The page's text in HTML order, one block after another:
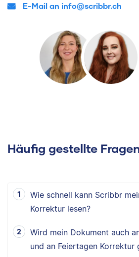
E-Mail an info@scribbr.ch
Häufig gestellte
Wie schnell kann Scribbr
Korrektur lesen?
Wird mein Dokument auch
und an Feiertagen Korrektur